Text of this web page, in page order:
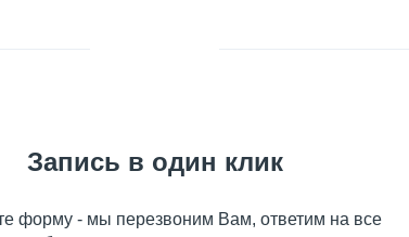
Запись в один клик
форму - мы перезвоним Вам, ответим на все